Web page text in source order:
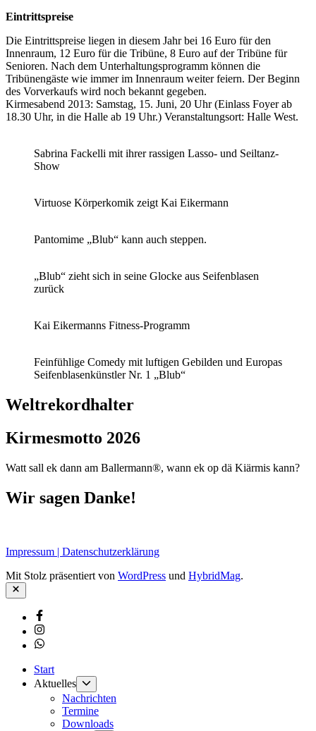
Eintrittspreise
Die Eintrittspreise liegen in diesem Jahr bei 16 Euro für den
Innenraum, 12 Euro für die Tribüne, 8 Euro auf der Tribüne für
Senioren. Nach dem Unterhaltungsprogramm können die
Tribünengäste wie immer im Innenraum weiter feiern. Der Beginn
des Vorverkaufs wird noch bekannt gegeben.
Kirmesabend 2013: Samstag, 15. Juni, 20 Uhr (Einlass Foyer ab
18.30 Uhr, in die Halle ab 19 Uhr.) Veranstaltungsort: Halle West.
Sabrina Fackelli mit ihrer rassigen Lasso- und Seiltanz-
Show
Virtuose Körperkomik zeigt Kai Eikermann
Pantomime „Blub“ kann auch steppen.
„Blub“ zieht sich in seine Glocke aus Seifenblasen
zurück
Kai Eikermanns Fitness-Programm
Feinfühlige Comedy mit luftigen Gebilden und Europas
Seifenblasenkünstler Nr. 1 „Blub“
Weltrekordhalter
Kirmesmotto 2026
Watt sall ek dann am Ballermann®, wann ek op dä Kiärmis kann?
Wir sagen Danke!
Impressum | Datenschutzerklärung
Mit Stolz präsentiert von WordPress und HybridMag.
Schließen
Facebook
Instagram
Whatsapp
Start
Aktuelles
anzeigen
Nachrichten
Termine
Downloads